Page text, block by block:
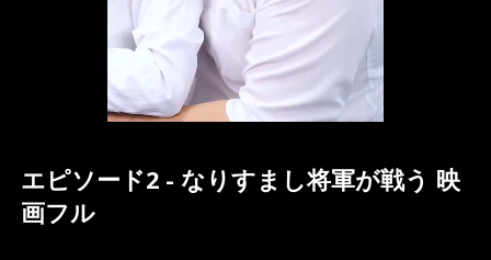
エピソード2 - なりすまし将軍が戦う 映
画フル